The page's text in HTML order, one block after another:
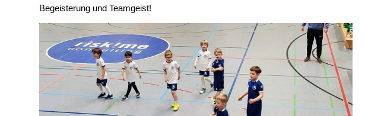
Begeisterung und Teamgeist!